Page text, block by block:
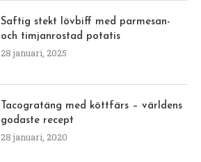
Saftig stekt lövbiff med parmesan-
och timjanrostad potatis
28 januari, 2025
Tacogratäng med köttfärs – världens
godaste recept
28 januari, 2020